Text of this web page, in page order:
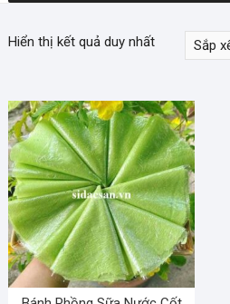
Hiển thị kết quả duy nhất